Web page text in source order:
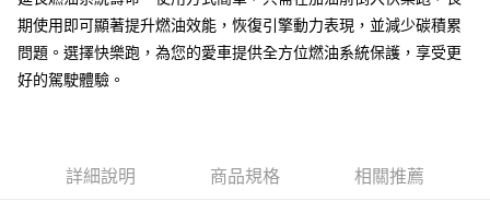
【注意事項】
１．透過由恩沛科技股份有限公司提供之「AFTEE先享後付」服務完成之交
易，需依本服務之必要範圍內提供個人資料，並將交易相關給付款項請求債
２．關於個人資料處理事宜，請瀏覽以下網址：
４．使用「AFTEE先享後付」時，將依據個別帳號之用戶狀況，依本公司即
期使用即可顯著提升燃油效能，恢復引擎動力表現，並減少碳積累
問題。選擇快樂跑，為您的愛車提供全方位燃油系統保護，享受更
好的駕駛體驗。
詳細說明 商品規格 相關推薦